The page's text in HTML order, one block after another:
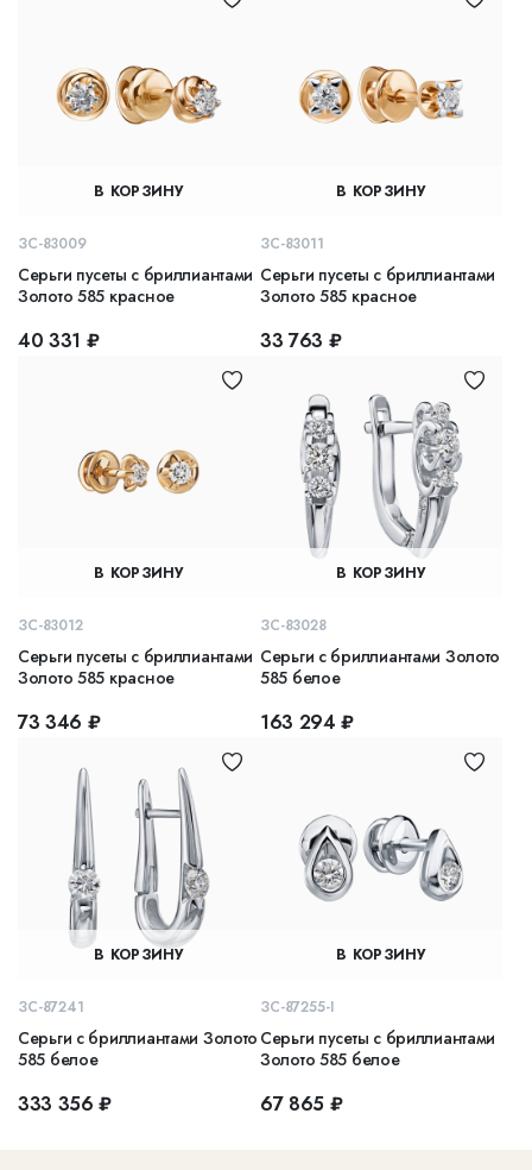
В КОРЗИНУ
ЗС-83009
Серьги пусеты с бриллиантами
Золото 585 красное
40 331 ₽
В КОРЗИНУ
ЗС-83011
Серьги пусеты с бриллиантами
Золото 585 красное
33 763 ₽
В КОРЗИНУ
ЗС-83012
Серьги пусеты с бриллиантами
Золото 585 красное
73 346 ₽
В КОРЗИНУ
ЗС-83028
Серьги с бриллиантами Золото
585 белое
163 294 ₽
В КОРЗИНУ
ЗС-87241
Серьги с бриллиантами Золото
585 белое
333 356 ₽
В КОРЗИНУ
ЗС-87255-I
Серьги пусеты с бриллиантами
Золото 585 белое
67 865 ₽